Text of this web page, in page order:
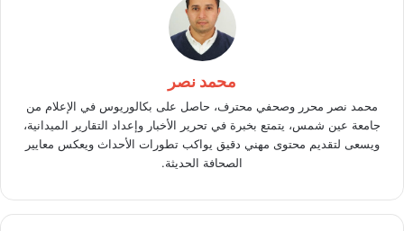
محمد نصر
محمد نصر محرر وصحفي محترف، حاصل على بكالوريوس في الإعلام من
جامعة عين شمس، يتمتع بخبرة في تحرير الأخبار وإعداد التقارير الميدانية،
ويسعى لتقديم محتوى مهني دقيق يواكب تطورات الأحداث ويعكس معايير
الصحافة الحديثة.